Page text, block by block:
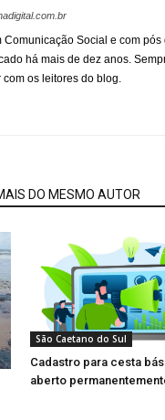
Comunicação Social e com
há mais de dez anos.
com os leitores do blog.
DO MESMO AUTOR
São Caetano do Sul
Cadastro para cesta
aberto